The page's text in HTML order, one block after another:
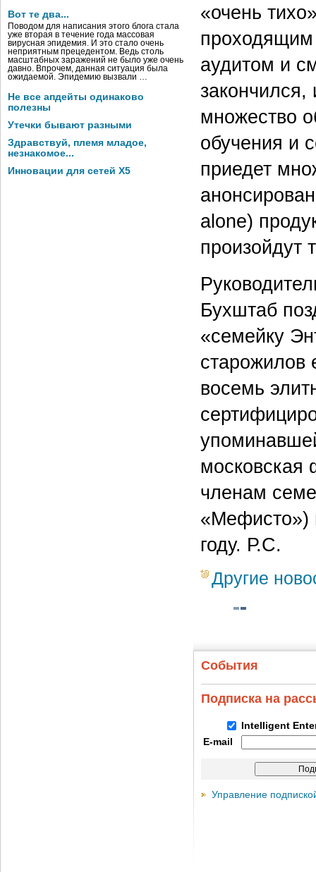
Вот те два...
Поводом для написания этого блога стала
уже вторая в течение года массовая
вирусная эпидемия. И это стало очень
неприятным прецедентом. Ведь столь
масштабных заражений не было уже очень
давно. Впрочем, данная ситуация была
ожидаемой. Эпидемию вызвали …
Не все апдейты одинаково
полезны
Утечки бывают разными
Здравствуй, племя младое,
незнакомое...
Инновации для сетей X5
«очень
проходящим
аудитом и
закончился,
множество
обучения и
приедет
alone)
произойдут
Бухштаб
«семейку
старожилов
восемь
членам
«Мефисто»)
году. Р.С.
Другие
События
Подписка на
Intelligent
E-mail
Управление